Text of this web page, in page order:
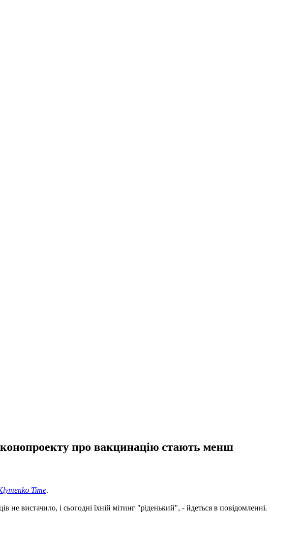
про вакцинацію стають менш
Time.
вистачило, і сьогодні їхній мітинг "ріденький", - йдеться в повідомленні.